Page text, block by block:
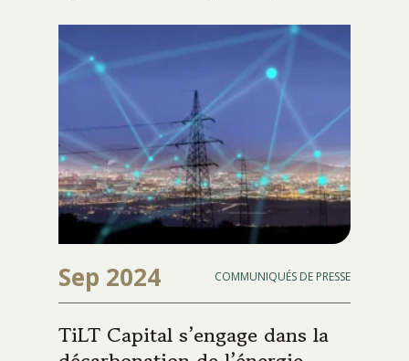
industriel américain, et des
investisseurs historiques
Sep 2024 COMMUNIQUÉS DE PRESSE
TiLT Capital s’engage dans la